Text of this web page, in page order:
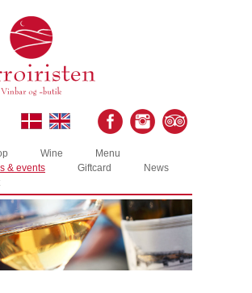
Wine
Menu
& events
Giftcard
News